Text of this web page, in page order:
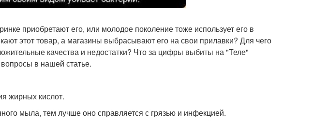
приобретают его, или молодое поколение тоже использует его в
этот товар, а магазины выбрасывают его на свои прилавки? Для чего
качества и недостатки? Что за цифры выбиты на "Теле"
в нашей статье.
жирных кислот.
мыла, тем лучше оно справляется с грязью и инфекцией.